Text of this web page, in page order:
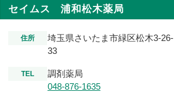
セイムス 浦和松木薬局
住所
埼玉県さいたま市緑区松木3-26-
33
TEL
調剤薬局
048-876-1635